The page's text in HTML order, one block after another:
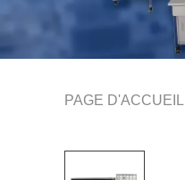
PAGE D'ACCUEIL